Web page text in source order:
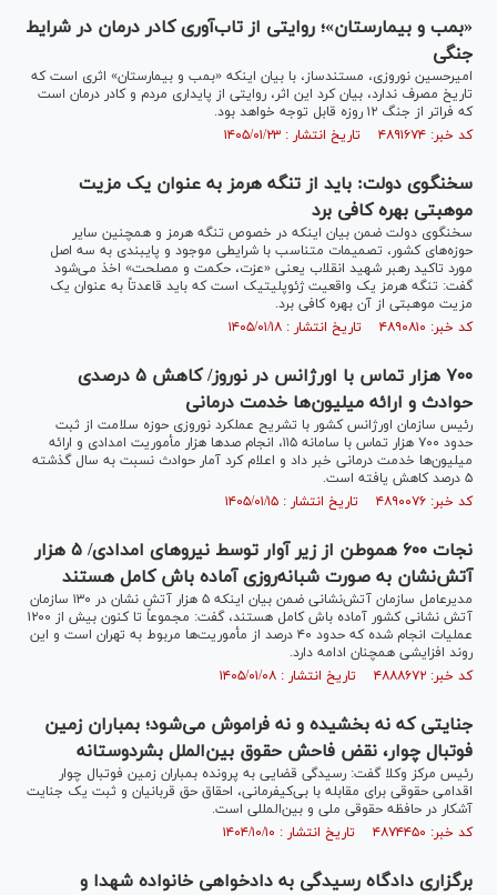
«بمب و بیمارستان»؛ روایتی از تاب‌آوری کادر درمان در شرایط
جنگی
امیرحسین نوروزی، مستندساز، با بیان اینکه «بمب و بیمارستان» اثری است که
تاریخ مصرف ندارد، بیان کرد این اثر، روایتی از پایداری مردم و کادر درمان است
که فراتر از جنگ ۱۲ روزه قابل توجه خواهد بود.
کد خبر: ۴۸۹۱۶۷۴ تاریخ انتشار : ۱۴۰۵/۰۱/۲۳
سخنگوی دولت: باید از تنگه هرمز به عنوان یک مزیت
موهبتی بهره کافی برد
سخنگوی دولت ضمن بیان اینکه در خصوص تنگه هرمز و همچنین سایر
حوزه‌های کشور، تصمیمات متناسب با شرایطی موجود و پایبندی به سه اصل
مورد تاکید رهبر شهید انقلاب یعنی «عزت، حکمت و مصلحت» اخذ می‌شود
گفت: تنگه هرمز یک واقعیت ژئوپلیتیک است که باید قاعدتاً به عنوان یک
مزیت موهبتی از آن بهره کافی برد.
کد خبر: ۴۸۹۰۸۱۰ تاریخ انتشار : ۱۴۰۵/۰۱/۱۸
۷۰۰ هزار تماس با اورژانس در نوروز/ کاهش ۵ درصدی
حوادث و ارائه میلیون‌ها خدمت درمانی
رئیس سازمان اورژانس کشور با تشریح عملکرد نوروزی حوزه سلامت از ثبت
حدود ۷۰۰ هزار تماس با سامانه ۱۱۵، انجام صد‌ها هزار مأموریت امدادی و ارائه
میلیون‌ها خدمت درمانی خبر داد و اعلام کرد آمار حوادث نسبت به سال گذشته
۵ درصد کاهش یافته است.
کد خبر: ۴۸۹۰۰۷۶ تاریخ انتشار : ۱۴۰۵/۰۱/۱۵
نجات ۶۰۰ هموطن از زیر آوار توسط نیرو‌های امدادی/ ۵ هزار
آتش‌نشان به صورت شبانه‌روزی آماده باش کامل هستند
مدیرعامل سازمان آتش‌نشانی ضمن بیان اینکه ۵ هزار آتش نشان در ۱۳۰ سازمان
آتش نشانی کشور آماده باش کامل هستند، گفت: مجموعاً تا کنون بیش از ۱۲۰۰
عملیات انجام شده که حدود ۴۰ درصد از مأموریت‌ها مربوط به تهران است و این
روند افزایشی همچنان ادامه دارد.
کد خبر: ۴۸۸۸۶۷۲ تاریخ انتشار : ۱۴۰۵/۰۱/۰۸
جنایتی که نه بخشیده و نه فراموش می‌شود؛ بمباران زمین
فوتبال چوار، نقض فاحش حقوق بین‌الملل بشردوستانه
رئیس مرکز وکلا گفت: رسیدگی قضایی به پرونده بمباران زمین فوتبال چوار
اقدامی حقوقی برای مقابله با بی‌کیفرمانی، احقاق حق قربانیان و ثبت یک جنایت
آشکار در حافظه حقوقی ملی و بین‌المللی است.
کد خبر: ۴۸۷۴۴۵۰ تاریخ انتشار : ۱۴۰۴/۱۰/۱۰
برگزاری دادگاه رسیدگی به دادخواهی خانواده شهدا و